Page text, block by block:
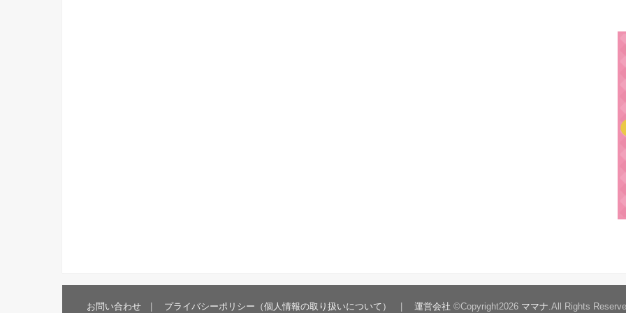
お問い合わせ プライバシーポリシー（個人情報の取り扱いについて） 運営会社 ©Copyright2026 ママナ .All Rights